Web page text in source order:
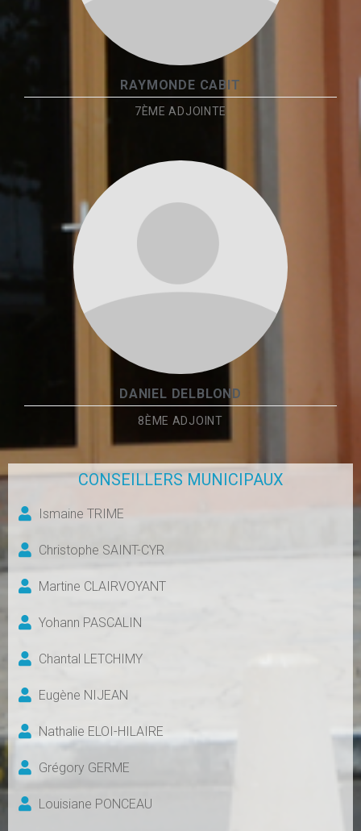
RAYMONDE CABIT
7ÈME ADJOINTE
DANIEL DELBLOND
8ÈME ADJOINT
CONSEILLERS MUNICIPAUX
Ismaine TRIME
Christophe SAINT-CYR
Martine CLAIRVOYANT
Yohann PASCALIN
Chantal LETCHIMY
Eugène NIJEAN
Nathalie ELOI-HILAIRE
Grégory GERME
Louisiane PONCEAU